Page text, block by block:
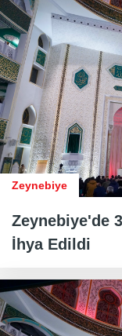
Zeynebiye
Zeynebiye'de
İhya Edildi